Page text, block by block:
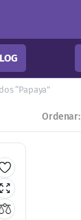
“Papaya”
Ordenar: